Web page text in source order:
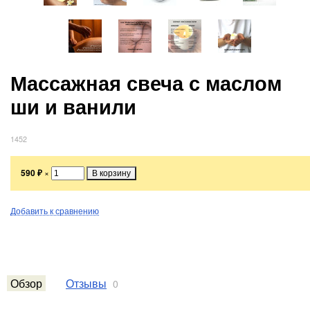
Массажная свеча с маслом
ши и ванили
1452
590₽ ×
Добавить к сравнению
Обзор Отзывы 0